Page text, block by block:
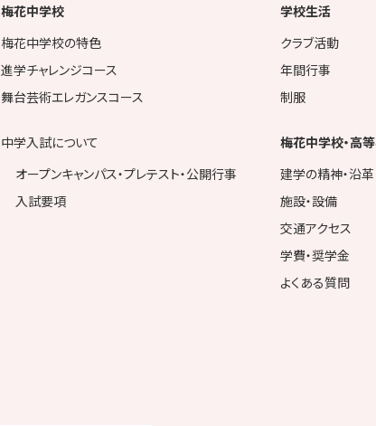
梅花中学校
梅花中学校の特色
進学チャレンジコース
舞台芸術エレガンスコース
中学入試について
オープンキャンパス・プレテスト・公開行事
入試要項
学校生活
クラブ活動
年間行事
制服
梅花中学校・高
建学の精神・沿革
施設・設備
交通アクセス
学費・奨学金
よくある質問